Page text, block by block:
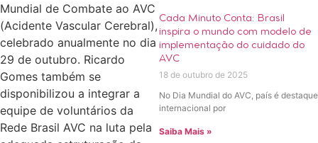
Mundial de Combate ao AVC
(Acidente Vascular Cerebral),
celebrado anualmente no dia
29 de outubro. Ricardo
Gomes também se
disponibilizou a integrar a
equipe de voluntários da
Rede Brasil AVC na luta pela
Cada Minuto Conta: Brasil
inspira o mundo com modelo de
implementação do cuidado do
AVC
18 de outubro de 2025
No Dia Mundial do AVC, país é destaque
internacional por
Saiba Mais »